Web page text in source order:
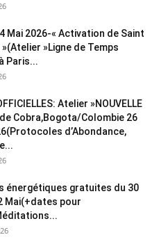
Mai 2026-« Activation de Saint
»(Atelier »Ligne de Temps
Paris...
Atelier »NOUVELLE
Cobra,Bogota/Colombie 26
d’Abondance,
énergétiques gratuites du 30
Mai(+dates pour